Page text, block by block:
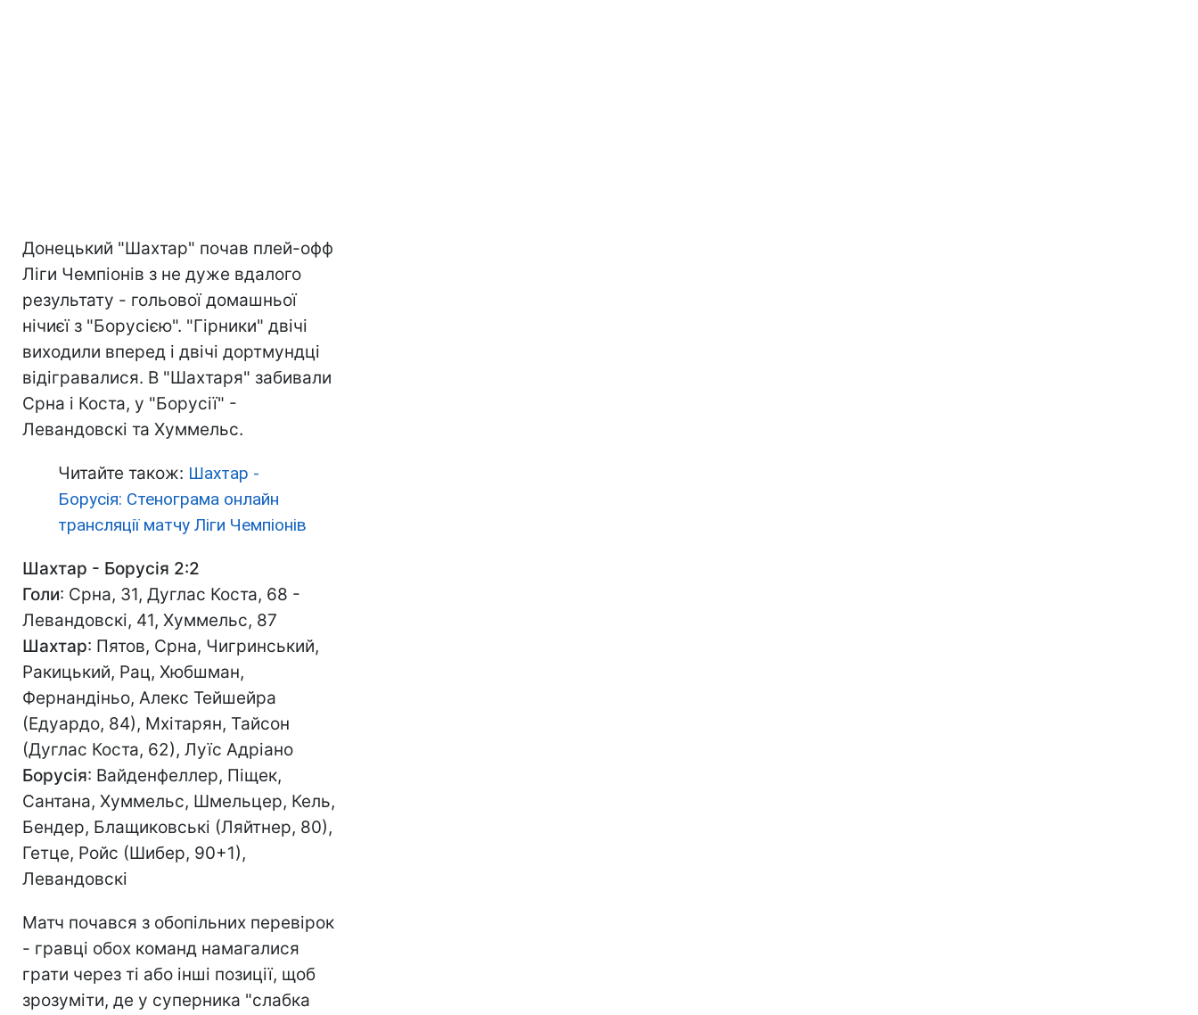
Донецький "Шахтар" почав плей-офф
Ліги Чемпіонів з не дуже вдалого
результату - гольової домашньої
нічиєї з "Борусією". "Гірники" двічі
виходили вперед і двічі дортмундці
відігравалися. В "Шахтаря" забивали
Срна і Коста, у "Борусії" -
Левандовскі та Хуммельс.
Читайте також: Шахтар -
Борусія: Стенограма онлайн
трансляції матчу Ліги Чемпіонів
Шахтар - Борусія 2:2
Голи: Срна, 31, Дуглас Коста, 68 -
Левандовскі, 41, Хуммельс, 87
Шахтар: Пятов, Срна, Чигринський,
Ракицький, Рац, Хюбшман,
Фернандіньо, Алекс Тейшейра
(Едуардо, 84), Мхітарян, Тайсон
(Дуглас Коста, 62), Луїс Адріано
Борусія: Вайденфеллер, Піщек,
Сантана, Хуммельс, Шмельцер, Кель,
Бендер, Блащиковські (Ляйтнер, 80),
Гетце, Ройс (Шибер, 90+1),
Левандовскі
Матч почався з обопільних перевірок
- гравці обох команд намагалися
грати через ті або інші позиції, щоб
зрозуміти, де у суперника "слабка